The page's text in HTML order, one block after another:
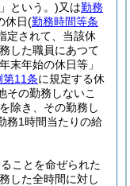
という。)又は勤務
休日(勤務時間等条
定されて、当該休
した職員にあつて
末年始の休日等」
第11条に規定する休
その勤務しないこ
除き、その勤務し
務1時間当たりの給
ことを命ぜられた
した全時間に対し